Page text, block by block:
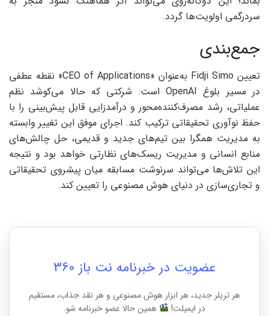
سردرگمی اولویت‌ها گردد.
جمع‌بندی
تعیین Fidji Simo به‌عنوان «CEO of Applications» نقطه عطفی
در مسیر بلوغ OpenAI است: شرکتی که حالا می‌کوشد نظم
عملیاتی، رشد مصرف‌کننده‌محور و درآمدزایی قابل پیش‌بینی را با
حفظ نوآوری تحقیقاتی ترکیب کند. اجرای موفق این تغییر وابسته
به مدیریت همگرا بین تیم‌های جدید و قدیمی، حل چالش‌های
منابع انسانی و مدیریت ریسک‌های نظارتی خواهد بود و نتیجه
این تلاش‌ها می‌تواند سرنوشت مسابقه میان پیشروی تحقیقاتی
و تجاری‌سازی در دنیای هوش مصنوعی را تعیین کند.
عضویت در خبرنامه نت باز 360
هر تریلر جدید، هر ابزار هوش مصنوعی و هر نقد جذاب، مستقیم
در ایمیلت!
همین حالا عضو خبرنامه شو.